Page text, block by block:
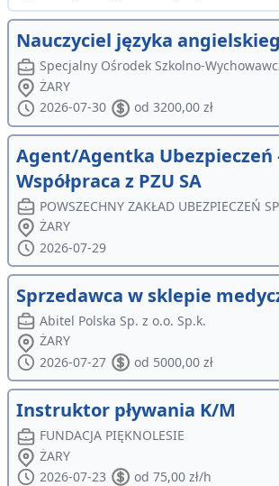
Nauczyciel języka
Specjalny Ośrodek Szkolno-
ŻARY
2026-07-30
od 3200,00 zł
Agent/Agentka Ubezpieczeń
Współpraca z PZU SA
POWSZECHNY ZAKŁAD UBEZPIECZEŃ
ŻARY
2026-07-29
Sprzedawca w sklepie
Abitel Polska Sp. z o.o. Sp.k.
ŻARY
2026-07-27
od 5000,00 zł
Instruktor pływania K/M
FUNDACJA PIĘKNOLESIE
ŻARY
2026-07-23
od 75,00 zł/h